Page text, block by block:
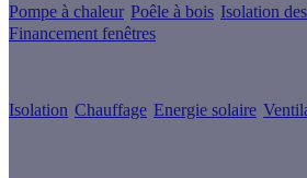
Pompe à chaleur Poêle à bois Isolation
Financement fenêtres
Isolation Chauffage Energie solaire